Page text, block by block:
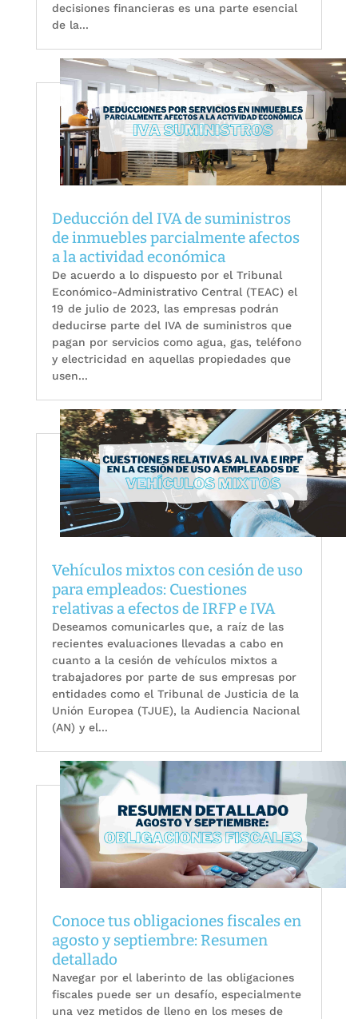
decisiones financieras es una parte esencial
de la...
Deducción del IVA de suministros
de inmuebles parcialmente afectos
a la actividad económica
De acuerdo a lo dispuesto por el Tribunal
Económico-Administrativo Central (TEAC) el
19 de julio de 2023, las empresas podrán
deducirse parte del IVA de suministros que
pagan por servicios como agua, gas, teléfono
y electricidad en aquellas propiedades que
usen...
Vehículos mixtos con cesión de uso
para empleados: Cuestiones
relativas a efectos de IRFP e IVA
Deseamos comunicarles que, a raíz de las
recientes evaluaciones llevadas a cabo en
cuanto a la cesión de vehículos mixtos a
trabajadores por parte de sus empresas por
entidades como el Tribunal de Justicia de la
Unión Europea (TJUE), la Audiencia Nacional
(AN) y el...
Conoce tus obligaciones fiscales en
agosto y septiembre: Resumen
detallado
Navegar por el laberinto de las obligaciones
fiscales puede ser un desafío, especialmente
una vez metidos de lleno en los meses de